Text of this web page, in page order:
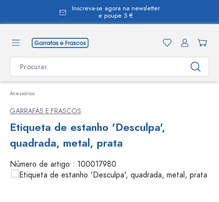
Inscreva-se agora na newsletter
e poupe 5 €
Acessórios
GARRAFAS E FRASCOS
Etiqueta de estanho 'Desculpa',
quadrada, metal, prata
Número de artigo : 100017980